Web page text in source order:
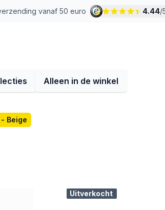
vanaf 50 euro 4.44/
Alleen in de winkel
Beige
Uitverkocht